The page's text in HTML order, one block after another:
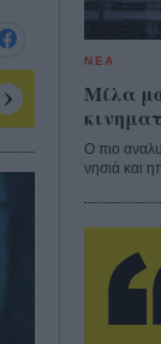
ΝΕΑ
Μίλα
Ο πιο
νησιά και